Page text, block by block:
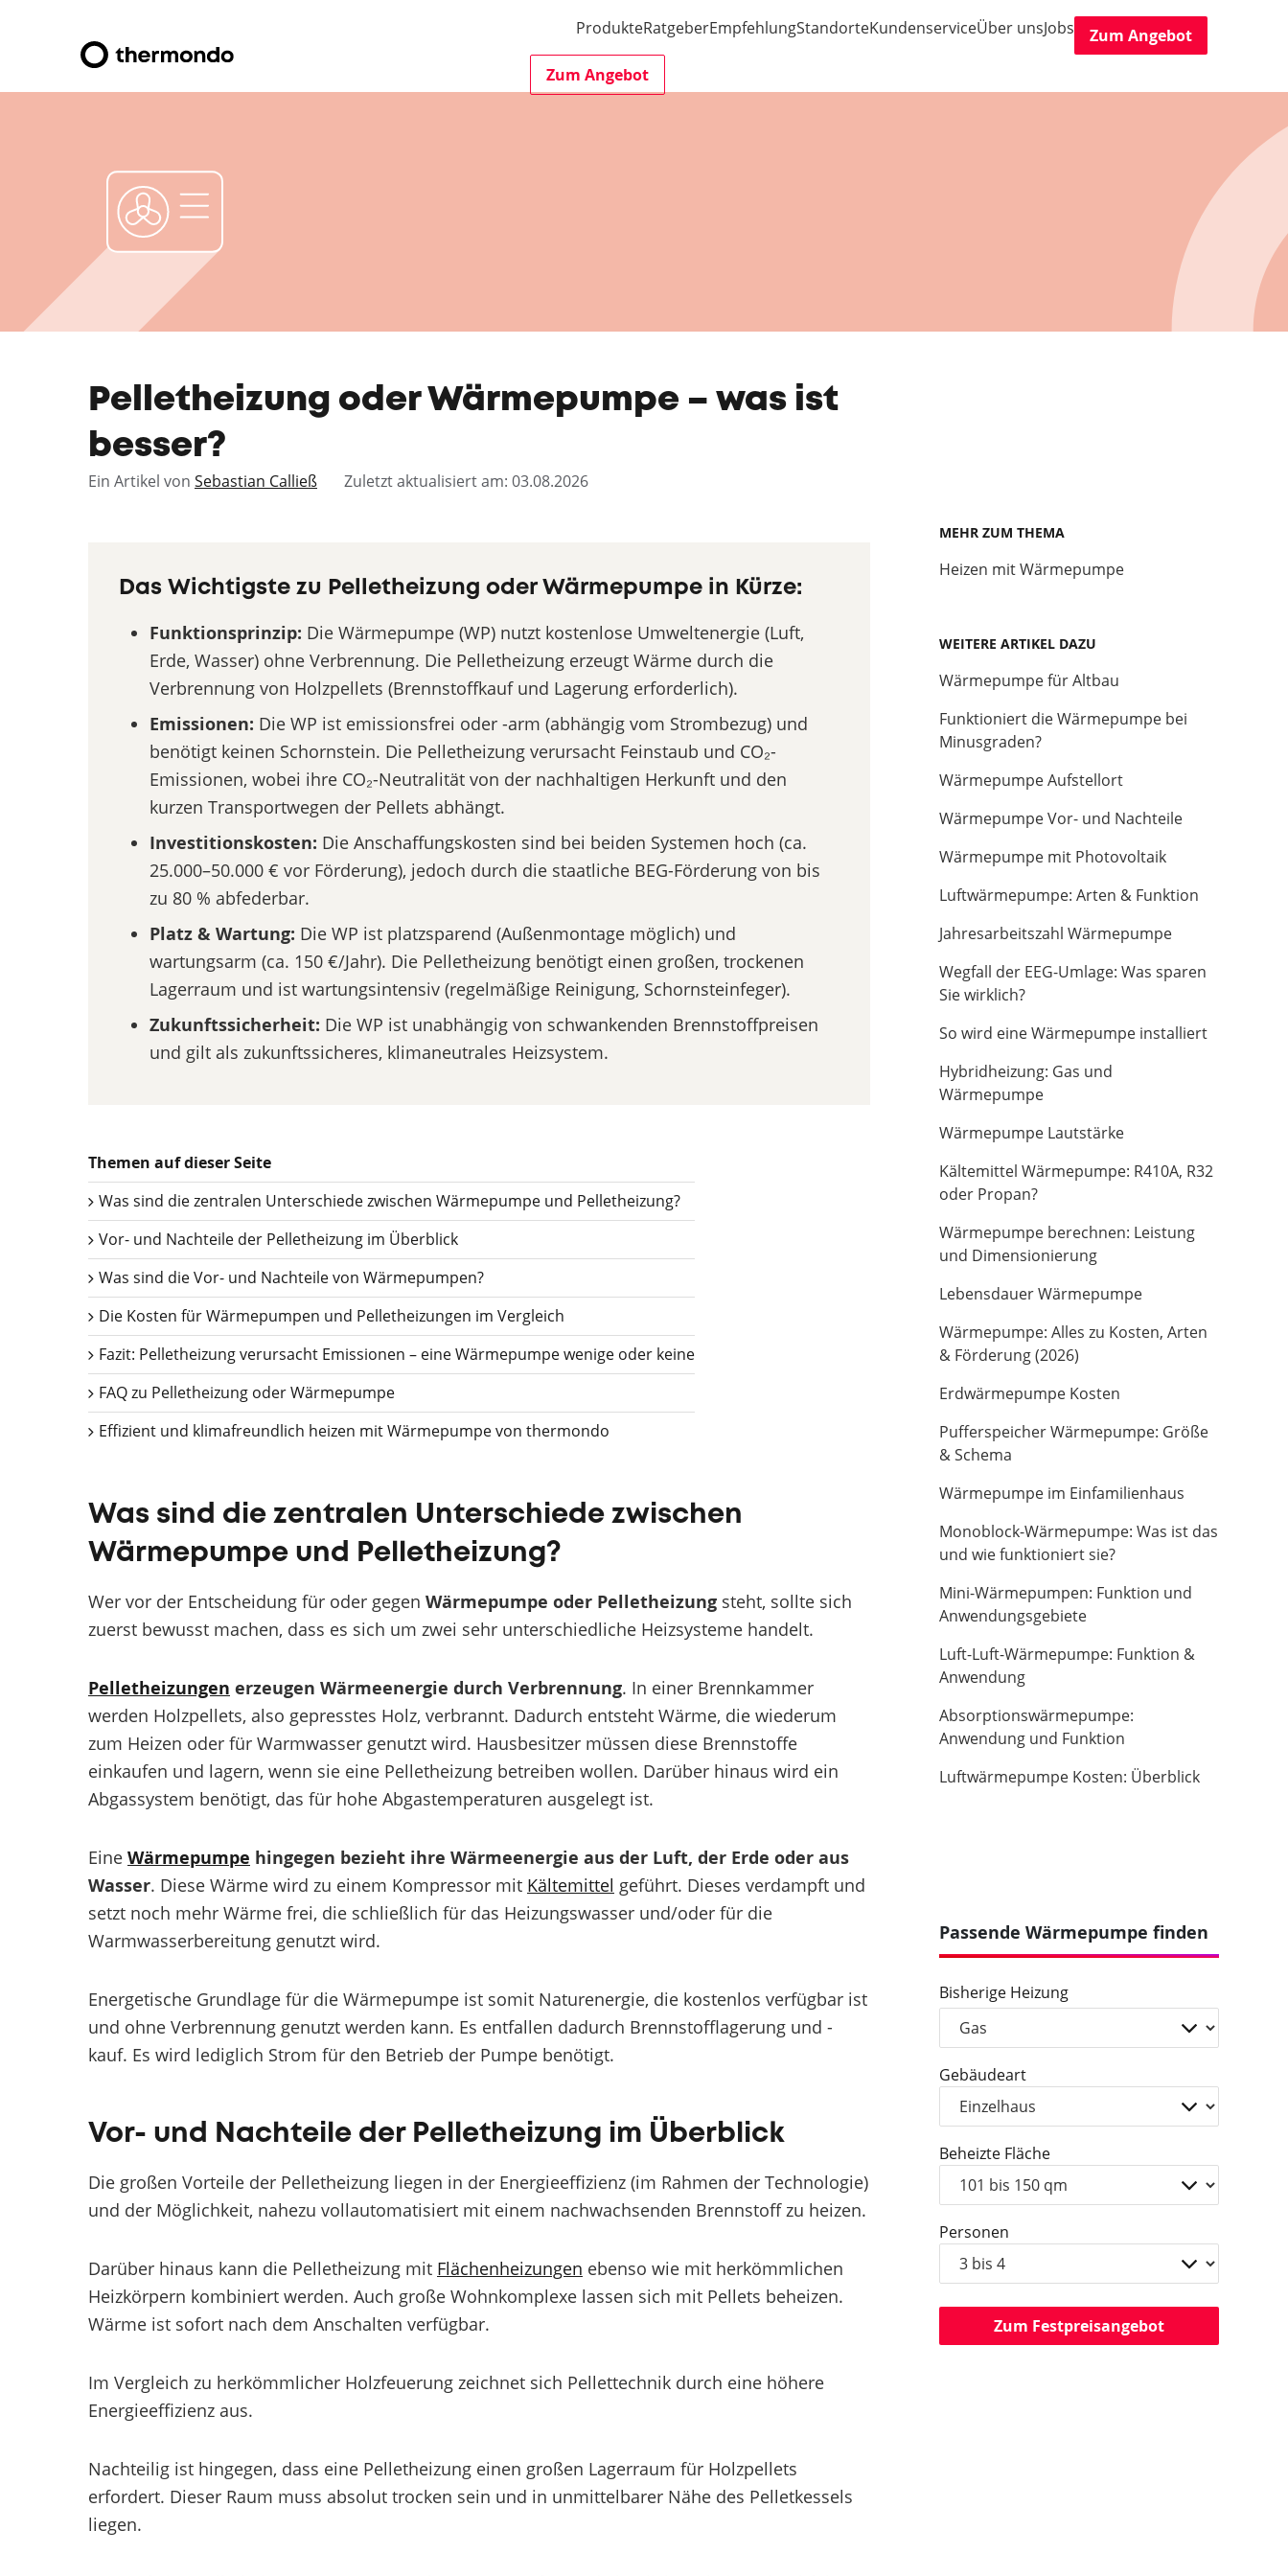
ProdukteRatgeberEmpfehlungStandorteKundenserviceÜber unsJobs
Zum Angebot
Zum Angebot
Pelletheizung oder Wärmepumpe – was ist
besser?
Ein Artikel von Sebastian Calließ Zuletzt aktualisiert am: 03.08.2026
Das Wichtigste zu Pelletheizung oder Wärmepumpe in Kürze:
Funktionsprinzip: Die Wärmepumpe (WP) nutzt kostenlose Umweltenergie (Luft,
Erde, Wasser) ohne Verbrennung. Die Pelletheizung erzeugt Wärme durch die
Verbrennung von Holzpellets (Brennstoffkauf und Lagerung erforderlich).
Emissionen: Die WP ist emissionsfrei oder -arm (abhängig vom Strombezug) und
benötigt keinen Schornstein. Die Pelletheizung verursacht Feinstaub und CO₂-
Emissionen, wobei ihre CO₂-Neutralität von der nachhaltigen Herkunft und den
kurzen Transportwegen der Pellets abhängt.
Investitionskosten: Die Anschaffungskosten sind bei beiden Systemen hoch (ca.
25.000–50.000 € vor Förderung), jedoch durch die staatliche BEG-Förderung von bis
zu 80 % abfederbar.
Platz & Wartung: Die WP ist platzsparend (Außenmontage möglich) und
wartungsarm (ca. 150 €/Jahr). Die Pelletheizung benötigt einen großen, trockenen
Lagerraum und ist wartungsintensiv (regelmäßige Reinigung, Schornsteinfeger).
Zukunftssicherheit: Die WP ist unabhängig von schwankenden Brennstoffpreisen
und gilt als zukunftssicheres, klimaneutrales Heizsystem.
Themen auf dieser Seite
Was sind die zentralen Unterschiede zwischen Wärmepumpe und Pelletheizung?
Vor- und Nachteile der Pelletheizung im Überblick
Was sind die Vor- und Nachteile von Wärmepumpen?
Die Kosten für Wärmepumpen und Pelletheizungen im Vergleich
Fazit: Pelletheizung verursacht Emissionen – eine Wärmepumpe wenige oder keine
FAQ zu Pelletheizung oder Wärmepumpe
Effizient und klimafreundlich heizen mit Wärmepumpe von thermondo
Was sind die zentralen Unterschiede zwischen
Wärmepumpe und Pelletheizung?
Wer vor der Entscheidung für oder gegen Wärmepumpe oder Pelletheizung steht, sollte sich
zuerst bewusst machen, dass es sich um zwei sehr unterschiedliche Heizsysteme handelt.
Pelletheizungen erzeugen Wärmeenergie durch Verbrennung. In einer Brennkammer
werden Holzpellets, also gepresstes Holz, verbrannt. Dadurch entsteht Wärme, die wiederum
zum Heizen oder für Warmwasser genutzt wird. Hausbesitzer müssen diese Brennstoffe
einkaufen und lagern, wenn sie eine Pelletheizung betreiben wollen. Darüber hinaus wird ein
Abgassystem benötigt, das für hohe Abgastemperaturen ausgelegt ist.
Eine Wärmepumpe hingegen bezieht ihre Wärmeenergie aus der Luft, der Erde oder aus
Wasser. Diese Wärme wird zu einem Kompressor mit Kältemittel geführt. Dieses verdampft und
setzt noch mehr Wärme frei, die schließlich für das Heizungswasser und/oder für die
Warmwasserbereitung genutzt wird.
Energetische Grundlage für die Wärmepumpe ist somit Naturenergie, die kostenlos verfügbar ist
und ohne Verbrennung genutzt werden kann. Es entfallen dadurch Brennstofflagerung und -
kauf. Es wird lediglich Strom für den Betrieb der Pumpe benötigt.
Vor- und Nachteile der Pelletheizung im Überblick
Die großen Vorteile der Pelletheizung liegen in der Energieeffizienz (im Rahmen der Technologie)
und der Möglichkeit, nahezu vollautomatisiert mit einem nachwachsenden Brennstoff zu heizen.
Darüber hinaus kann die Pelletheizung mit Flächenheizungen ebenso wie mit herkömmlichen
Heizkörpern kombiniert werden. Auch große Wohnkomplexe lassen sich mit Pellets beheizen.
Wärme ist sofort nach dem Anschalten verfügbar.
Im Vergleich zu herkömmlicher Holzfeuerung zeichnet sich Pellettechnik durch eine höhere
Energieeffizienz aus.
Nachteilig ist hingegen, dass eine Pelletheizung einen großen Lagerraum für Holzpellets
erfordert. Dieser Raum muss absolut trocken sein und in unmittelbarer Nähe des Pelletkessels
liegen.
MEHR ZUM THEMA
Heizen mit Wärmepumpe
WEITERE ARTIKEL DAZU
Wärmepumpe für Altbau
Funktioniert die Wärmepumpe bei
Minusgraden?
Wärmepumpe Aufstellort
Wärmepumpe Vor- und Nachteile
Wärmepumpe mit Photovoltaik
Luftwärmepumpe: Arten & Funktion
Jahresarbeitszahl Wärmepumpe
Wegfall der EEG-Umlage: Was sparen
Sie wirklich?
So wird eine Wärmepumpe installiert
Hybridheizung: Gas und
Wärmepumpe
Wärmepumpe Lautstärke
Kältemittel Wärmepumpe: R410A, R32
oder Propan?
Wärmepumpe berechnen: Leistung
und Dimensionierung
Lebensdauer Wärmepumpe
Wärmepumpe: Alles zu Kosten, Arten
& Förderung (2026)
Erdwärmepumpe Kosten
Pufferspeicher Wärmepumpe: Größe
& Schema
Wärmepumpe im Einfamilienhaus
Monoblock-Wärmepumpe: Was ist das
und wie funktioniert sie?
Mini-Wärmepumpen: Funktion und
Anwendungsgebiete
Luft-Luft-Wärmepumpe: Funktion &
Anwendung
Absorptionswärmepumpe:
Anwendung und Funktion
Luftwärmepumpe Kosten: Überblick
Passende Wärmepumpe finden
Bisherige Heizung
Gebäudeart
Beheizte Fläche
Personen
Zum Festpreisangebot